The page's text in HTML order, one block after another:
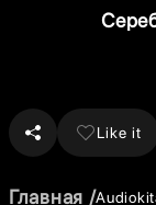
Like it
Главная